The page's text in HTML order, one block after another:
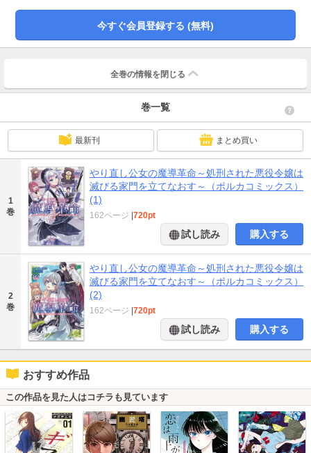
今すぐ会員登録する (無料)
全巻の情報を 閉じる
巻一覧
最新刊 まとめ買い
1
巻
やり直し公女の魔導革命～処刑された悪役令嬢は
滅びる家門を立てなおす～（ポルカコミックス）
(1)
162ページ |720pt
試し読み 購入する
2
巻
やり直し公女の魔導革命～処刑された悪役令嬢は
滅びる家門を立てなおす～（ポルカコミックス）
(2)
162ページ |720pt
試し読み 購入する
おすすめ作品
この作品を見た人はコチラも見ています